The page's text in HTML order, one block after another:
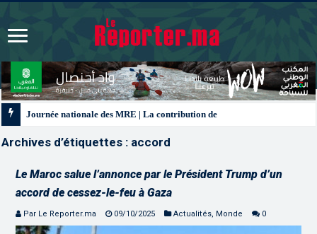
Journée nationale des MRE | La contribution de la diaspora aux chantiers
Archives d’étiquettes : accord
Le Maroc salue l’annonce par le Président Trump d’un
accord de cessez-le-feu à Gaza
Par Le Reporter.ma 09/10/2025 Actualités, Monde 0